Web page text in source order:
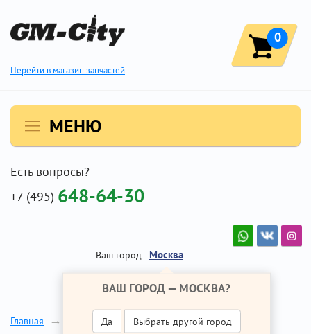
Перейти в магазин запчастей
0
МЕНЮ
Есть вопросы?
+7 (495) 648-64-30
Ваш город: Москва
ВАШ ГОРОД — МОСКВА?
Да Выбрать другой город
Главная Ремонт Шевроле Тахо